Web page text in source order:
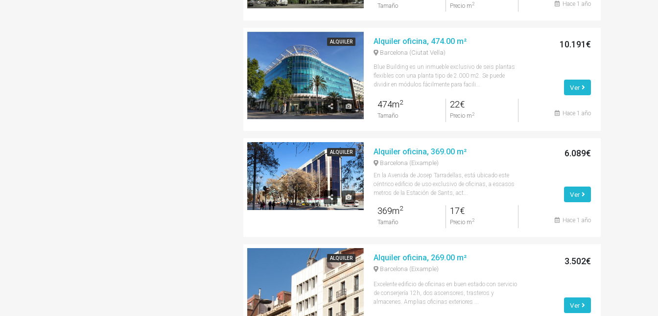
Tamaño Precio m 2 Hace 1 año
ALQUILER Alquiler oficina, 474.00 m²
Barcelona (Ciutat Vella)
Blue Building es un inmueble exclusivo de seis plantas
flexibles con una planta tipo de 2.000 m2. Se puede
dividir en módulos fácilmente para facili...
474m2
Tamaño
22€
Precio m 2
10.191€
Ver
Hace 1 año
ALQUILER Alquiler oficina, 369.00 m²
Barcelona (Eixample)
En la Avenida de Josep Tarradellas, está ubicado este
céntrico edificio de uso exclusivo de oficinas, a escasos
metros de la Estación de Sants, act...
369m2
Tamaño
17€
Precio m 2
6.089€
Ver
Hace 1 año
ALQUILER Alquiler oficina, 269.00 m²
Barcelona (Eixample)
Excelente edificio de oficinas en buen estado con servicio
de conserjería 12h, dos ascensores, trasteros y
almacenes. Amplias oficinas exteriores ...
3.502€
Ver